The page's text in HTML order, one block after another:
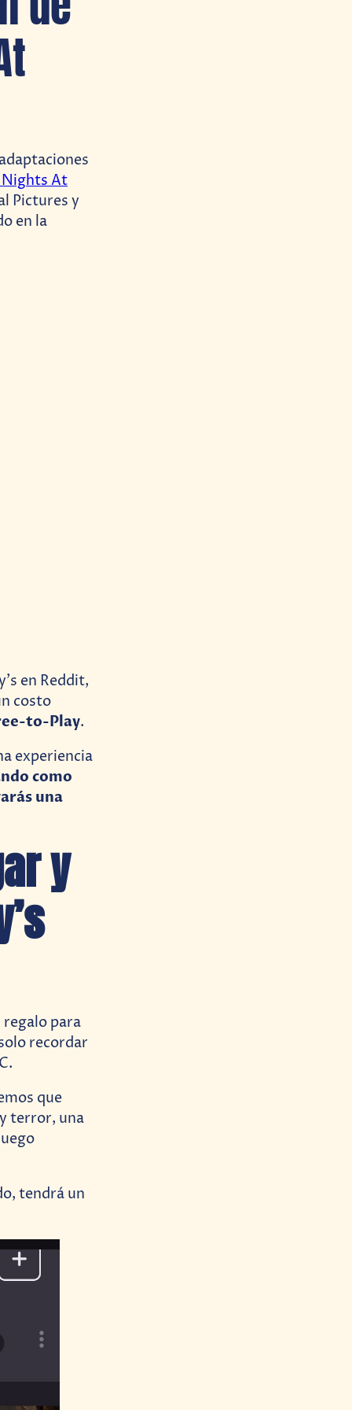
Nights At
Pictures y
en la
en Reddit,
costo
to-Play.
experiencia
como
una
y
para
recordar
que
terror, una
tendrá un